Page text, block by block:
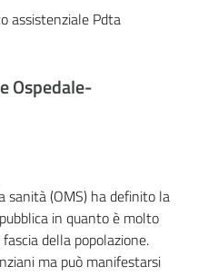
assistenziale Pdta
Ospedale-
sanità (OMS) ha definito la
in quanto è molto
della popolazione.
ma può manifestarsi